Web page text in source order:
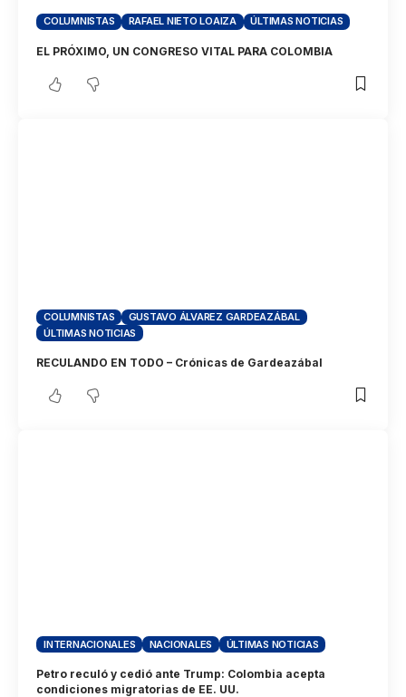
COLUMNISTAS RAFAEL NIETO LOAIZA ÚLTIMAS NOTICIAS
EL PRÓXIMO, UN CONGRESO VITAL PARA COLOMBIA
COLUMNISTAS
GUSTAVO ÁLVAREZ GARDEAZÁBAL
ÚLTIMAS NOTICIAS
RECULANDO EN TODO – Crónicas de Gardeazábal
INTERNACIONALES NACIONALES ÚLTIMAS NOTICIAS
Petro reculó y cedió ante Trump: Colombia acepta
condiciones migratorias de EE. UU.